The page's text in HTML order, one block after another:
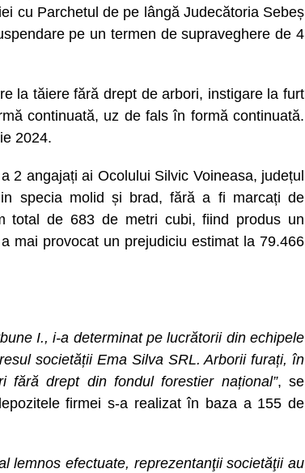
cu Parchetul de pe lângă Judecătoria Sebeș
pe un termen de supraveghere de 4
la tăiere fără drept de arbori, instigare la furt
continuată, uz de fals în formă continuată.
2024.
2 angajați ai Ocolului Silvic Voineasa, județul
specia molid și brad, fără a fi marcați de
total de 683 de metri cubi, fiind produs un
mai provocat un prejudiciu estimat la 79.466
I., i-a determinat pe lucrătorii din echipele
societății Ema Silva SRL. Arborii furați, în
drept din fondul forestier național”, se
firmei s-a realizat în baza a 155 de
lemnos efectuate, reprezentanţii societăţii au